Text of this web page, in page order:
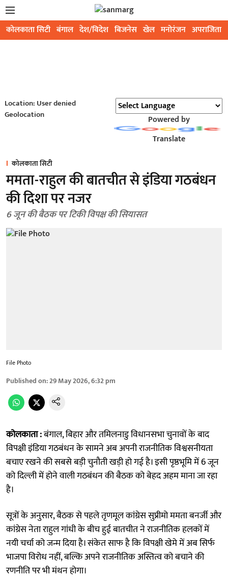
कोलकाता सिटी बंगाल देश/विदेश बिजनेस खेल मनोरंजन अपराजिता
Location: User denied
Geolocation
Powered by
Translate
कोलकाता सिटी
ममता-राहुल की बातचीत से इंडिया गठबंधन
की दिशा पर नजर
6 जून की बैठक पर टिकी विपक्ष की सियासत
File Photo
Published on:29 May 2026, 6:32 pm
कोलकाता :बंगाल, बिहार और तमिलनाडु विधानसभा चुनावों के बाद
विपक्षी इंडिया गठबंधन के सामने अब अपनी राजनीतिक विश्वसनीयता
बचाए रखने की सबसे बड़ी चुनौती खड़ी हो गई है। इसी पृष्ठभूमि में 6 जून
को दिल्ली में होने वाली गठबंधन की बैठक को बेहद अहम माना जा रहा
है।
सूत्रों के अनुसार, बैठक से पहले तृणमूल कांग्रेस सुप्रीमो ममता बनर्जी और
कांग्रेस नेता राहुल गांधी के बीच हुई बातचीत ने राजनीतिक हलकों में
नयी चर्चा को जन्म दिया है। संकेत साफ है कि विपक्षी खेमे में अब सिर्फ
भाजपा विरोध नहीं, बल्कि अपने राजनीतिक अस्तित्व को बचाने की
रणनीति पर भी मंथन होगा।